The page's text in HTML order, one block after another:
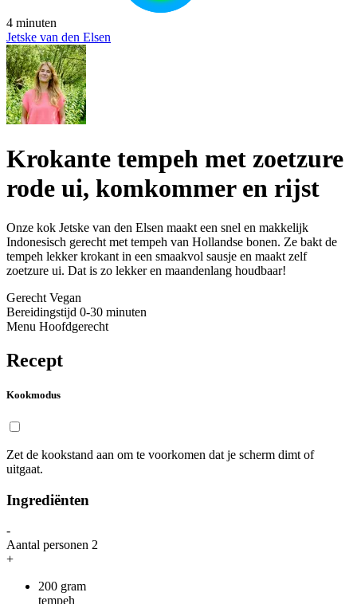
4 minuten
Jetske van den Elsen
Krokante tempeh met zoetzure
rode ui, komkommer en rijst
Onze kok Jetske van den Elsen maakt een snel en makkelijk
Indonesisch gerecht met tempeh van Hollandse bonen. Ze bakt de
tempeh lekker krokant in een smaakvol sausje en maakt zelf
zoetzure ui. Dat is zo lekker en maandenlang houdbaar!
Gerecht Vegan
Bereidingstijd 0-30 minuten
Menu Hoofdgerecht
Recept
Kookmodus
Zet de kookstand aan om te voorkomen dat je scherm dimt of
uitgaat.
Ingrediënten
-
Aantal personen 2
+
200 gram
tempeh